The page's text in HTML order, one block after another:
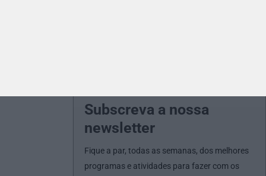
Subscreva a nossa
newsletter
Fique a par, todas as semanas, dos melhores
programas e atividades para fazer com os